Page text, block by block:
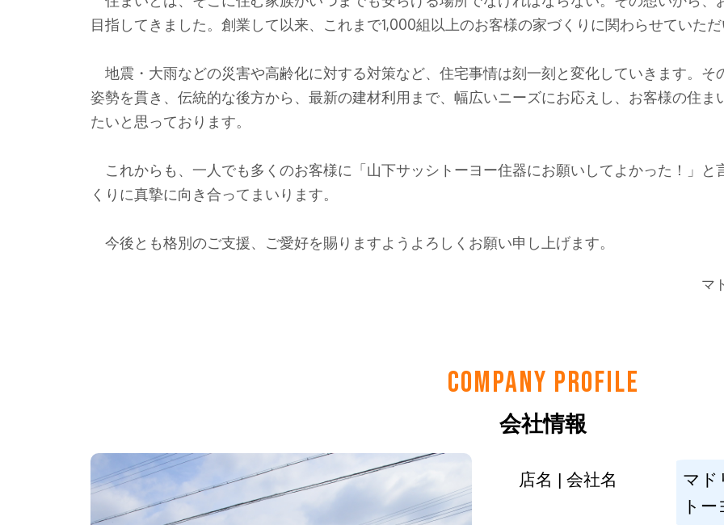
COMPANY PROFILE
会社情報
店名 | 会社名
マド
ト